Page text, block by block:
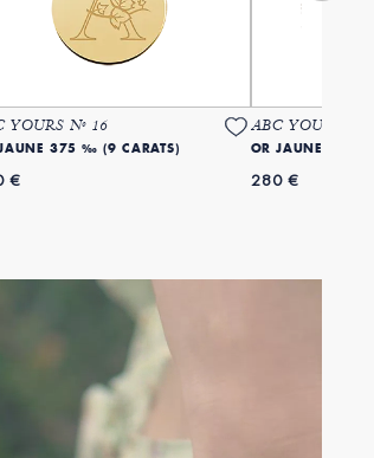
YOURS Nº 16
375 ‰ (9 CARATS)
€
ABC YOURS Nº
OR JAUNE 375
280 €